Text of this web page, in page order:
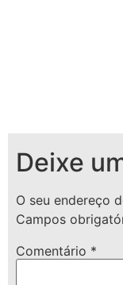
Deixe
O seu endereço
Campos
Comentário *